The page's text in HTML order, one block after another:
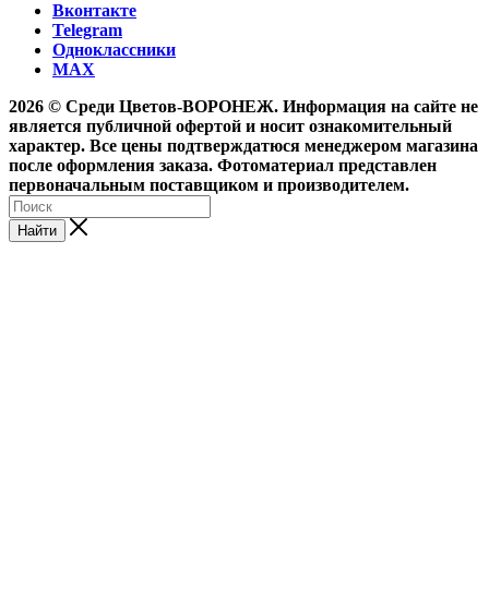
Вконтакте
Telegram
Одноклассники
MAX
2026 © Среди Цветов-ВОРОНЕЖ. Информация на сайте не
является публичной офертой и носит ознакомительный
характер. Все цены подтверждатюся менеджером магазина
после оформления заказа. Фотоматериал представлен
первоначальным поставщиком и производителем.
Найти